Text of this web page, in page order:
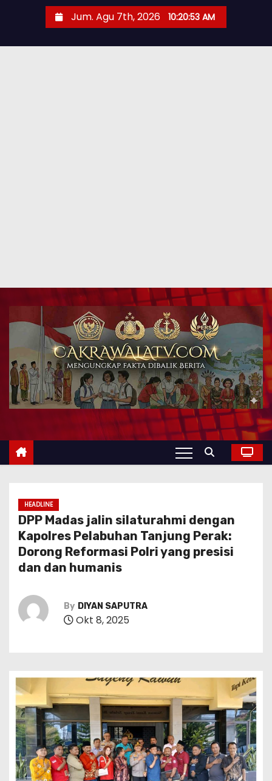
Jum. Agu 7th, 2026 10:20:54 AM
HEADLINE
DPP Madas jalin silaturahmi dengan
Kapolres Pelabuhan Tanjung Perak:
Dorong Reformasi Polri yang presisi
dan dan humanis
By DIYAN SAPUTRA
Okt 8, 2025